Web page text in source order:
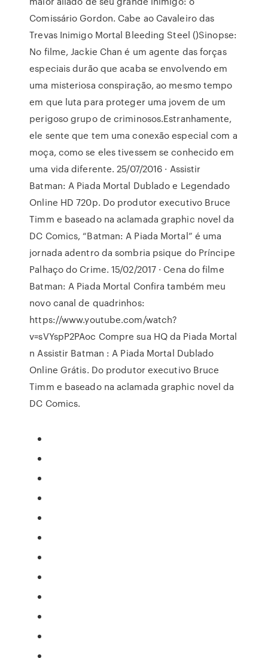
Comissário Gordon. Cabe ao Cavaleiro das
Trevas Inimigo Mortal Bleeding Steel ()Sinopse:
No filme, Jackie Chan é um agente das forças
especiais durão que acaba se envolvendo em
uma misteriosa conspiração, ao mesmo tempo
em que luta para proteger uma jovem de um
perigoso grupo de criminosos.Estranhamente,
ele sente que tem uma conexão especial com a
moça, como se eles tivessem se conhecido em
uma vida diferente. 25/07/2016 · Assistir
Batman: A Piada Mortal Dublado e Legendado
Online HD 720p. Do produtor executivo Bruce
Timm e baseado na aclamada graphic novel da
DC Comics, “Batman: A Piada Mortal” é uma
jornada adentro da sombria psique do Príncipe
Palhaço do Crime. 15/02/2017 · Cena do filme
Batman: A Piada Mortal Confira também meu
novo canal de quadrinhos:
https://www.youtube.com/watch?
v=sVYspP2PAoc Compre sua HQ da Piada Mortal
n Assistir Batman : A Piada Mortal Dublado
Online Grátis. Do produtor executivo Bruce
Timm e baseado na aclamada graphic novel da
DC Comics.